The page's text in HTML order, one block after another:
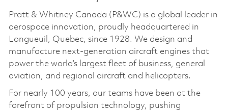
Pratt & Whitney Canada (P&WC) is a global leader in
aerospace innovation, proudly headquartered in
Longueuil, Quebec, since 1928. We design and
manufacture next-generation aircraft engines that
power the world’s largest fleet of business, general
aviation, and regional aircraft and helicopters.
For nearly 100 years, our teams have been at the
forefront of propulsion technology, pushing